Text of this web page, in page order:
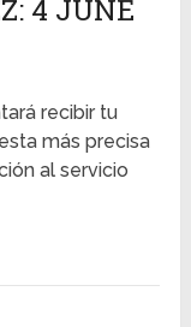
4 JUNE
recibir tu
más precisa
al servicio